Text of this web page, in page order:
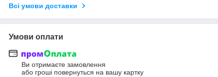
Всі умови доставки
Умови оплати
Ви отримаєте замовлення
або гроші повернуться на вашу картку